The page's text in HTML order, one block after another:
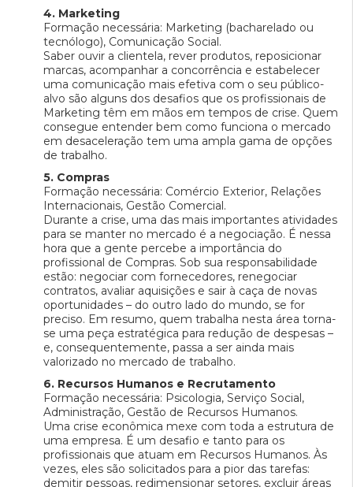
4. Marketing
Formação necessária: Marketing (bacharelado ou
tecnólogo), Comunicação Social.
Saber ouvir a clientela, rever produtos, reposicionar
marcas, acompanhar a concorrência e estabelecer
uma comunicação mais efetiva com o seu público-
alvo são alguns dos desafios que os profissionais de
Marketing têm em mãos em tempos de crise. Quem
consegue entender bem como funciona o mercado
em desaceleração tem uma ampla gama de opções
de trabalho.
5. Compras
Formação necessária: Comércio Exterior, Relações
Internacionais, Gestão Comercial.
Durante a crise, uma das mais importantes atividades
para se manter no mercado é a negociação. É nessa
hora que a gente percebe a importância do
profissional de Compras. Sob sua responsabilidade
estão: negociar com fornecedores, renegociar
contratos, avaliar aquisições e sair à caça de novas
oportunidades – do outro lado do mundo, se for
preciso. Em resumo, quem trabalha nesta área torna-
se uma peça estratégica para redução de despesas –
e, consequentemente, passa a ser ainda mais
valorizado no mercado de trabalho.
6. Recursos Humanos e Recrutamento
Formação necessária: Psicologia, Serviço Social,
Administração, Gestão de Recursos Humanos.
Uma crise econômica mexe com toda a estrutura de
uma empresa. É um desafio e tanto para os
profissionais que atuam em Recursos Humanos. Às
vezes, eles são solicitados para a pior das tarefas:
demitir pessoas, redimensionar setores, excluir áreas